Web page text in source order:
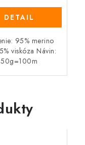
DETAIL
95% merino
viskóza Návin:
50g=100m